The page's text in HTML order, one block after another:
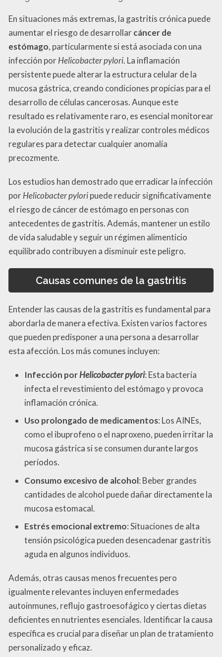
En situaciones más extremas, la gastritis crónica puede
aumentar el riesgo de desarrollarcáncer de
estómago, particularmente si está asociada con una
infección porHelicobacter pylori. La inflamación
persistente puede alterar la estructura celular de la
mucosa gástrica, creando condiciones propicias para el
desarrollo de células cancerosas. Aunque este
resultado es relativamente raro, es esencial monitorear
la evolución de la gastritis y realizar controles médicos
regulares para detectar cualquier anomalía
precozmente.
Los estudios han demostrado que erradicar la infección
porHelicobacter pyloripuede reducir significativamente
el riesgo de cáncer de estómago en personas con
antecedentes de gastritis. Además, mantener un estilo
de vida saludable y seguir un régimen alimenticio
equilibrado contribuyen a disminuir este peligro.
Causas comunes de la gastritis
Entender las causas de la gastritis es fundamental para
abordarla de manera efectiva. Existen varios factores
que pueden predisponer a una persona a desarrollar
esta afección. Los más comunes incluyen:
Infección porHelicobacter pylori: Esta bacteria
infecta el revestimiento del estómago y provoca
inflamación crónica.
Uso prolongado de medicamentos: Los AINEs,
como el ibuprofeno o el naproxeno, pueden irritar la
mucosa gástrica si se consumen durante largos
períodos.
Consumo excesivo de alcohol: Beber grandes
cantidades de alcohol puede dañar directamente la
mucosa estomacal.
Estrés emocional extremo: Situaciones de alta
tensión psicológica pueden desencadenar gastritis
aguda en algunos individuos.
Además, otras causas menos frecuentes pero
igualmente relevantes incluyen enfermedades
autoinmunes, reflujo gastroesofágico y ciertas dietas
deficientes en nutrientes esenciales. Identificar la causa
específica es crucial para diseñar un plan de tratamiento
personalizado y eficaz.